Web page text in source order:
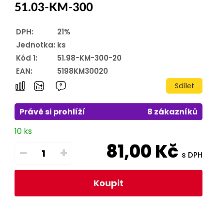
51.03-KM-300
DPH:
21%
Jednotka: ks
Kód 1:
51.98-KM-300-20
EAN:
5198KM30020
Sdílet
Právě si prohlíží
8 zákazníků
10 ks
– + 81,00Kč s DPH
Koupit